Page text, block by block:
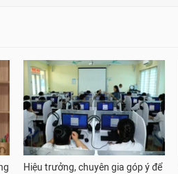
Hiệu trưởng, chuyên gia góp ý để